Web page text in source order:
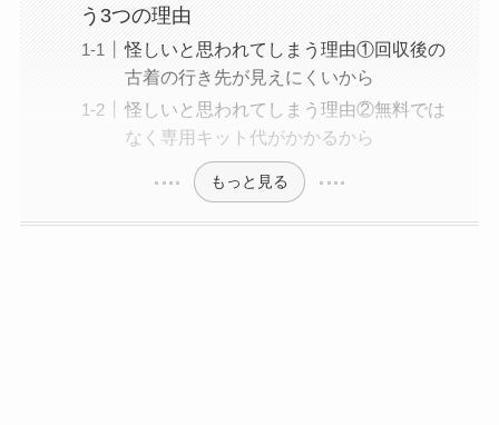
う3つの理由
怪しいと思われてしまう理由①回収後の
古着の行き先が見えにくいから
怪しいと思われてしまう理由②無料では
なく専用キット代がかかるから
もっと見る